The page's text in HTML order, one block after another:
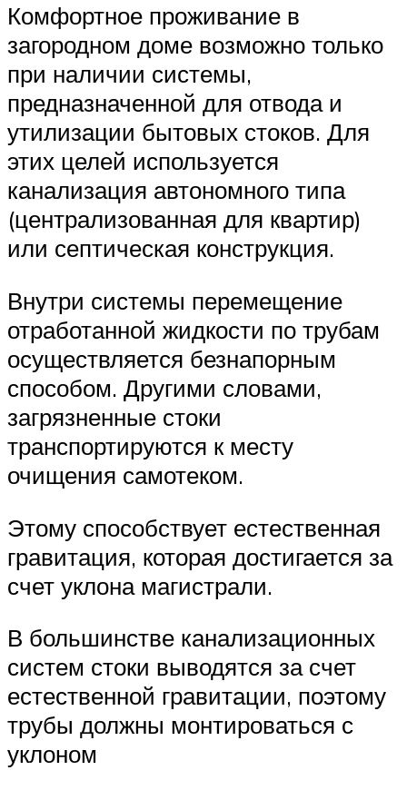
Комфортное проживание в
загородном доме возможно только
при наличии системы,
предназначенной для отвода и
утилизации бытовых стоков. Для
этих целей используется
канализация автономного типа
(централизованная для квартир)
или септическая конструкция.
Внутри системы перемещение
отработанной жидкости по трубам
осуществляется безнапорным
способом. Другими словами,
загрязненные стоки
транспортируются к месту
очищения самотеком.
Этому способствует естественная
гравитация, которая достигается за
счет уклона магистрали.
В большинстве канализационных
систем стоки выводятся за счет
естественной гравитации, поэтому
трубы должны монтироваться с
уклоном